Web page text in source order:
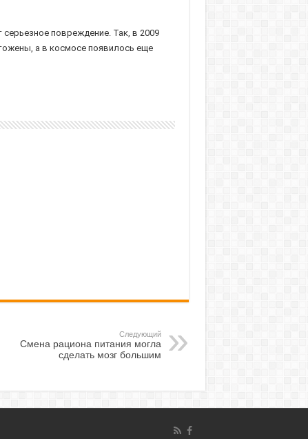
повреждение. Так, в 2009
а в космосе появилось еще
Следующий
Смена рациона питания могла
сделать мозг большим